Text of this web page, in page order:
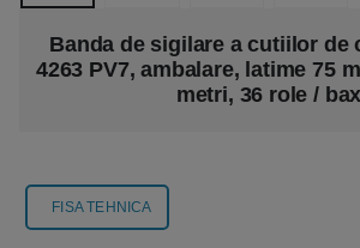
Banda de sigilare a cutiilor de
4263 PV7, ambalare, latime 75
metri, 36 role / bax
FISA TEHNICA